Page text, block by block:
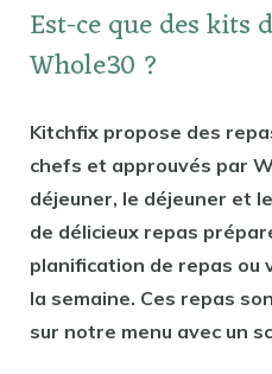
Est-ce que des kits
Whole30 ?
Kitchfix propose des
chefs et approuvés par
déjeuner, le déjeuner et
de délicieux repas
planification de repas ou
la semaine. Ces repas
sur notre menu avec un